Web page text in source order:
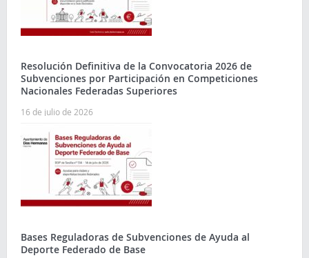
Resolución Definitiva de la Convocatoria 2026 de
Subvenciones por Participación en Competiciones
Nacionales Federadas Superiores
16 de julio de 2026
Bases Reguladoras de Subvenciones de Ayuda al
Deporte Federado de Base